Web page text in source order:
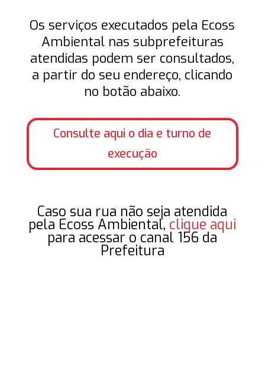
Os serviços executados pela Ecoss
Ambiental nas subprefeituras
atendidas podem ser consultados,
a partir do seu endereço, clicando
no botão abaixo.
Consulte aqui o dia e turno de
execução
Caso sua rua não seja atendida
pela Ecoss Ambiental, clique aqui
para acessar o canal 156 da
Prefeitura